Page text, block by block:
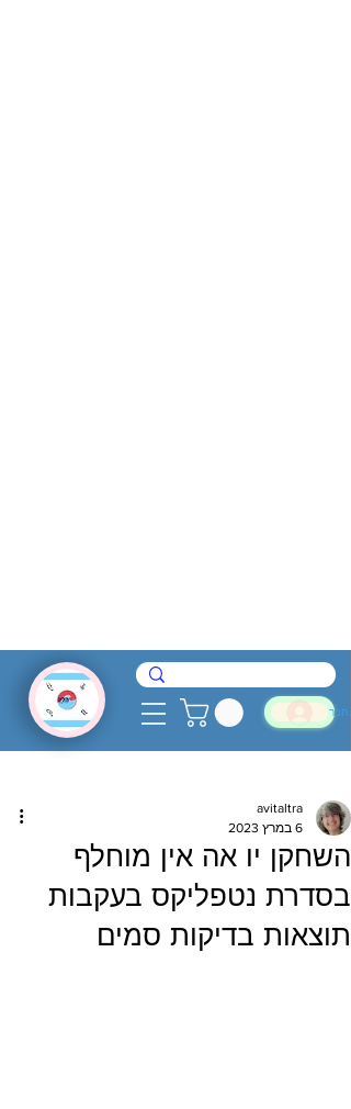
השחקן יו אה אין מוחלף
בסדרת נטפליקס בעקבות
תוצאות בדיקות סמים
avitaltra
6 במרץ 2023